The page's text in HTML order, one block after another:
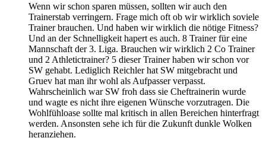
Wenn wir schon sparen müssen, sollten wir auch den
Trainerstab verringern. Frage mich oft ob wir wirklich soviele
Trainer brauchen. Und haben wir wirklich die nötige Fitness?
Und an der Schnelligkeit hapert es auch. 8 Trainer für eine
Mannschaft der 3. Liga. Brauchen wir wirklich 2 Co Trainer
und 2 Athletictrainer? 5 dieser Trainer haben wir schon vor
SW gehabt. Lediglich Reichler hat SW mitgebracht und
Gruev hat man ihr wohl als Aufpasser verpasst.
Wahrscheinlich war SW froh dass sie Cheftrainerin wurde
und wagte es nicht ihre eigenen Wünsche vorzutragen. Die
Wohlfühloase sollte mal kritisch in allen Bereichen hinterfragt
werden. Ansonsten sehe ich für die Zukunft dunkle Wolken
heranziehen.